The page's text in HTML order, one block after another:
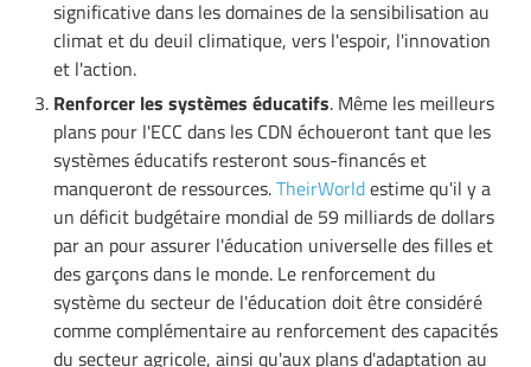
significative dans les domaines de la sensibilisation au
climat et du deuil climatique, vers l'espoir, l'innovation
et l'action.
Renforcer les systèmes éducatifs. Même les meilleurs
plans pour l'ECC dans les CDN échoueront tant que les
systèmes éducatifs resteront sous-financés et
manqueront de ressources.TheirWorldestime qu'il y a
un déficit budgétaire mondial de 59 milliards de dollars
par an pour assurer l'éducation universelle des filles et
des garçons dans le monde. Le renforcement du
système du secteur de l'éducation doit être considéré
comme complémentaire au renforcement des capacités
du secteur agricole, ainsi qu'aux plans d'adaptation au